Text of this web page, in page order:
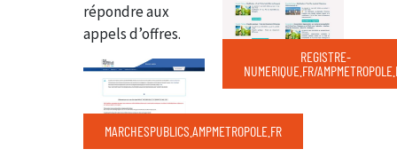
répondre aux
appels d’offres.
MARCHESPUBLICS.AMPMETROPOLE.FR
REGISTRE-
NUMERIQUE.FR/